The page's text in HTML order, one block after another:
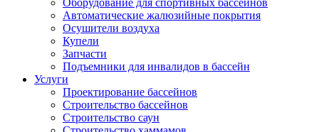
Оборудование для спортивных бассейнов
Автоматические жалюзийные покрытия
Осушители воздуха
Купели
Запчасти
Подъемники для инвалидов в бассейн
Услуги
Проектирование бассейнов
Строительство бассейнов
Строительство саун